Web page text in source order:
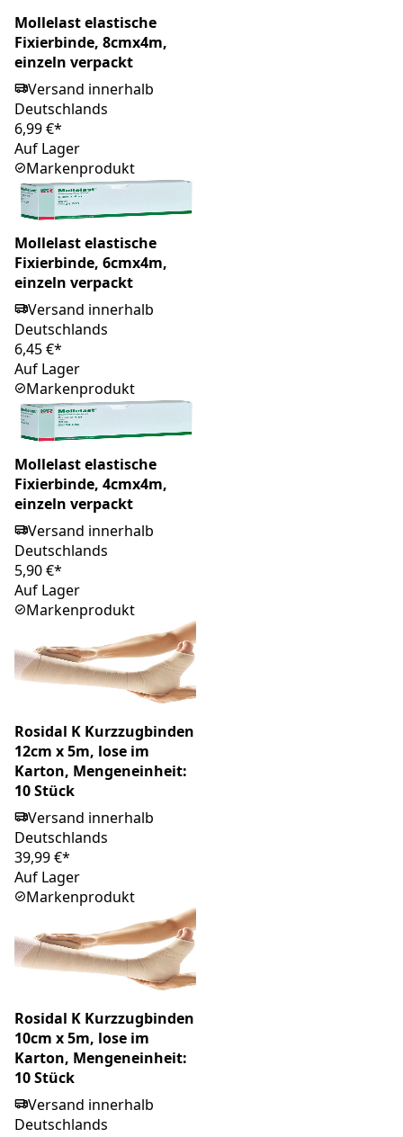
Mollelast elastische
Fixierbinde, 8cmx4m,
einzeln verpackt
Versand innerhalb
Deutschlands
6,99 €*
Auf Lager
Markenprodukt
Mollelast elastische
Fixierbinde, 6cmx4m,
einzeln verpackt
Versand innerhalb
Deutschlands
6,45 €*
Auf Lager
Markenprodukt
Mollelast elastische
Fixierbinde, 4cmx4m,
einzeln verpackt
Versand innerhalb
Deutschlands
5,90 €*
Auf Lager
Markenprodukt
Rosidal K Kurzzugbinden
12cm x 5m, lose im
Karton, Mengeneinheit:
10 Stück
Versand innerhalb
Deutschlands
39,99 €*
Auf Lager
Markenprodukt
Rosidal K Kurzzugbinden
10cm x 5m, lose im
Karton, Mengeneinheit:
10 Stück
Versand innerhalb
Deutschlands